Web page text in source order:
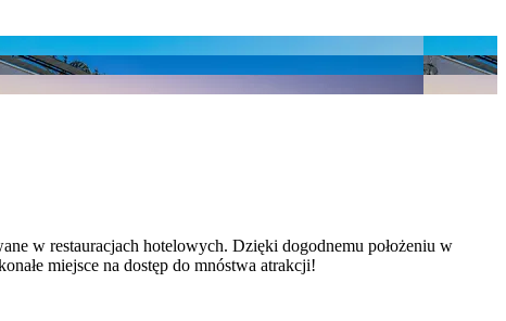
w restauracjach hotelowych. Dzięki dogodnemu położeniu w
miejsce na dostęp do mnóstwa atrakcji!